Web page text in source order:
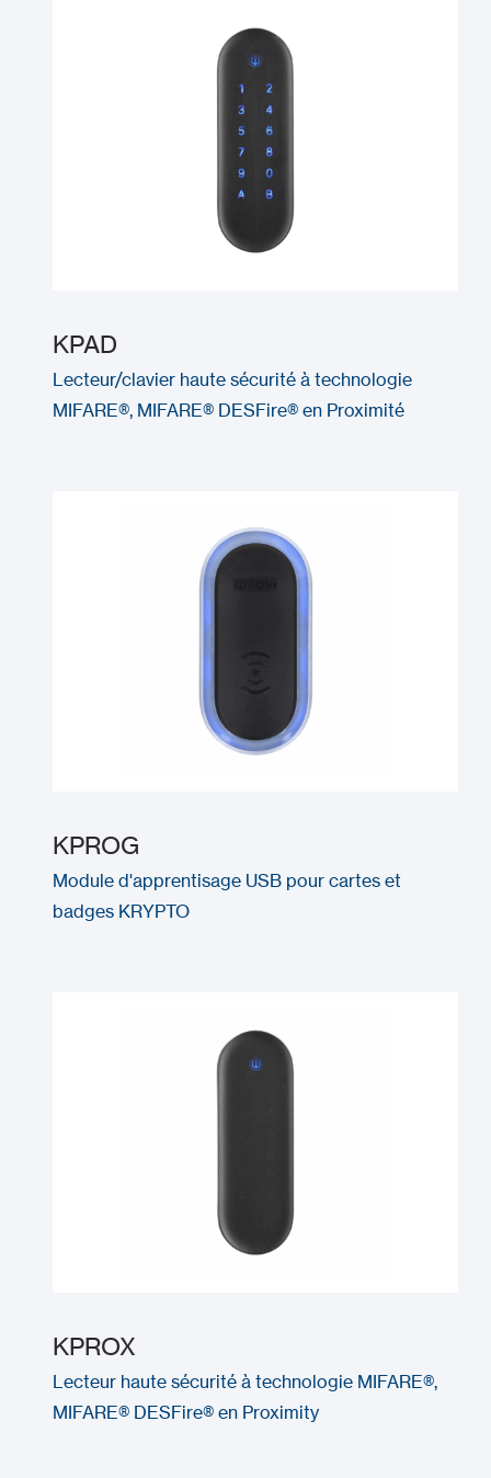
KPAD
Lecteur/clavier haute sécurité à technologie
MIFARE®, MIFARE® DESFire® en Proximité
KPROG
Module d'apprentisage USB pour cartes et
badges KRYPTO
KPROX
Lecteur haute sécurité à technologie MIFARE®,
MIFARE® DESFire® en Proximity